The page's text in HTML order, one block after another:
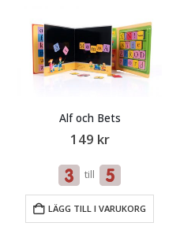
Alf och Bets
149 kr
till
LÄGG TILL I VARUKORG